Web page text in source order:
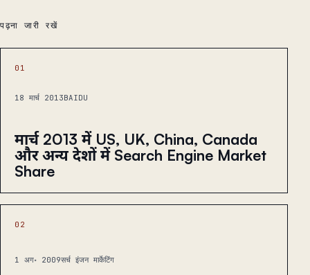
पढ़ना जारी रखें
01
18 मार्च 2013BAIDU
मार्च 2013 में US, UK, China, Canada
और अन्य देशों में Search Engine Market
Share
02
1 अग॰ 2009सर्च इंजन मार्केटिंग